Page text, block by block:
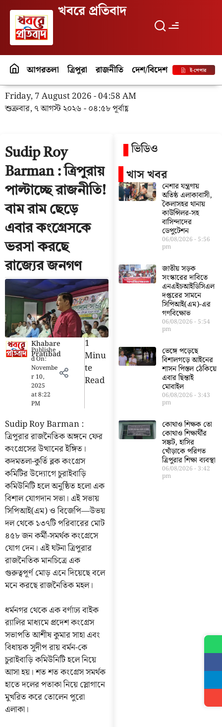
খবরে প্রতিবাদ
আগরতলা ত্রিপুরা রাজনীতি দেশ/বিদেশ পর্যটনই-পেপার
Friday, 7 August 2026 - 04:58 AM
শুক্রবার, ৭ আগস্ট ২০২৬ - ০৪:৫৮ পূর্বাহ্ণ
Sudip Roy
Barman : ত্রিপুরায়
পাল্টাচ্ছে রাজনীতি!
বাম রাম ছেড়ে
এবার কংগ্রেসকে
ভরসা করছে
রাজ্যের জনগণ
Khabare
Pratibad
Publishe
d On:
Novembe
r 10,
2025
at8:22
PM
1
Minu
Te
Read
Sudip Roy Barman :
ত্রিপুরার রাজনৈতিক অঙ্গনে ফের
কংগ্রেসের উত্থানের ইঙ্গিত।
কদমতলা-কুর্তি ব্লক কংগ্রেস
কমিটির উদ্যোগে চুরাইবাড়ি
কমিউনিটি হলে অনুষ্ঠিত হলো এক
বিশাল যোগদান সভা। এই সভায়
সিপিআই(এম) ও বিজেপি—উভয়
দল থেকে ১৩৭টি পরিবারের মোট
৪৫৮ জন কর্মী-সমর্থক কংগ্রেসে
যোগ দেন। এই ঘটনা ত্রিপুরার
রাজনৈতিক মানচিত্রে এক
গুরুত্বপূর্ণ মোড় এনে দিয়েছে বলে
মনে করছে রাজনৈতিক মহল।
ধর্মনগর থেকে এক বর্ণাঢ্য বাইক
র‍্যালির মাধ্যমে প্রদেশ কংগ্রেস
সভাপতি আশীষ কুমার সাহা এবং
বিধায়ক সুদীপ রায় বর্মন-কে
চুরাইবাড়ি কমিউনিটি হলে নিয়ে
আসা হয়। শত শত কংগ্রেস সমর্থক
হাতে দলের পতাকা নিয়ে স্লোগানে
মুখরিত করে তোলেন পুরো
এলাকা।
ভিডিও
খাস খবর
নেশার যন্ত্রণায়
অতিষ্ঠ এলাকাবাসী,
কৈলাসহর থানায়
কাউন্সিলর-সহ
বাসিন্দাদের
ডেপুটেশন
06/08/2026 5:56
pm
জাতীয় সড়ক
সংস্কারের দাবিতে
এনএইচআইডিসিএল
দপ্তরের সামনে
সিপিআই(এম)-এর
গণবিক্ষোভ
06/08/2026 5:54
pm
ভেঙ্গে পড়েছে
বিশালগড়ে আইনের
শাসন পিস্তল ঠেকিয়ে
এবার ছিন্তাই
মোবাইল
06/08/2026 3:43
pm
কোথাও শিক্ষক তো
কোথাও শিক্ষার্থীর
সঙ্কট, হাসির
খোঁড়াকে পরিণত
ত্রিপুরার শিক্ষা ব্যবস্থা
06/08/2026 3:42
pm